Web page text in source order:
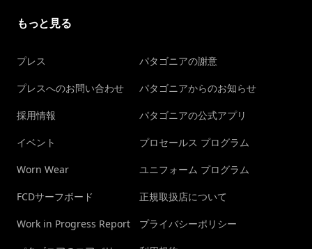
もっと見る
プレス
プレスへのお問い合わせ
採用情報
イベント
Worn Wear
FCDサーフボード
Work in Progress Report
パタゴニアの謝意
パタゴニアからのお知らせ
パタゴニアの公式アプリ
プロセールス プログラム
ユニフォーム プログラム
正規取扱店について
プライバシーポリシー